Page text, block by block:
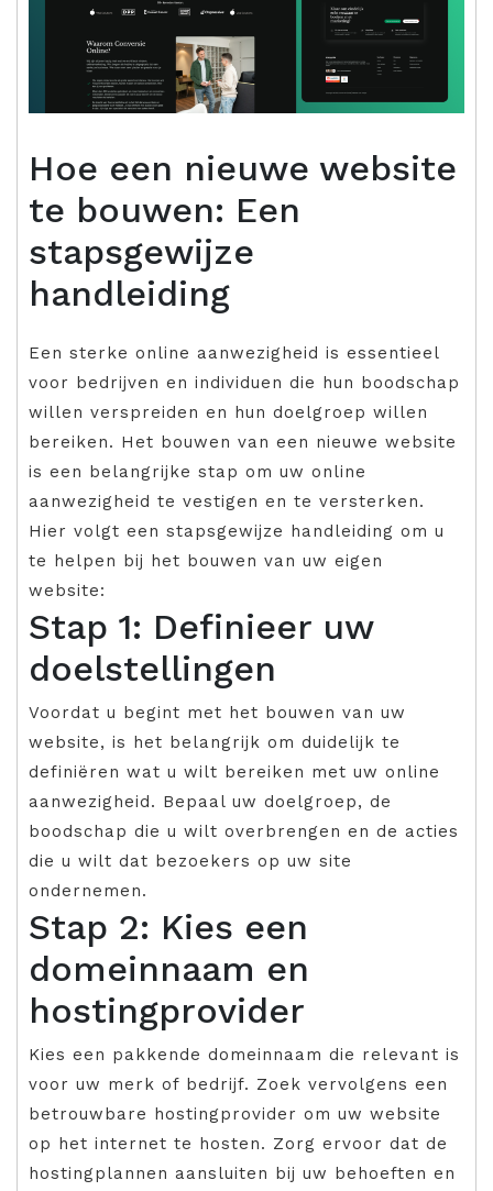
Hoe een nieuwe website
te bouwen: Een
stapsgewijze
handleiding
Een sterke online aanwezigheid is essentieel
voor bedrijven en individuen die hun boodschap
willen verspreiden en hun doelgroep willen
bereiken. Het bouwen van een nieuwe website
is een belangrijke stap om uw online
aanwezigheid te vestigen en te versterken.
Hier volgt een stapsgewijze handleiding om u
te helpen bij het bouwen van uw eigen
website:
Stap 1: Definieer uw
doelstellingen
Voordat u begint met het bouwen van uw
website, is het belangrijk om duidelijk te
definiëren wat u wilt bereiken met uw online
aanwezigheid. Bepaal uw doelgroep, de
boodschap die u wilt overbrengen en de acties
die u wilt dat bezoekers op uw site
ondernemen.
Stap 2: Kies een
domeinnaam en
hostingprovider
Kies een pakkende domeinnaam die relevant is
voor uw merk of bedrijf. Zoek vervolgens een
betrouwbare hostingprovider om uw website
op het internet te hosten. Zorg ervoor dat de
hostingplannen aansluiten bij uw behoeften en